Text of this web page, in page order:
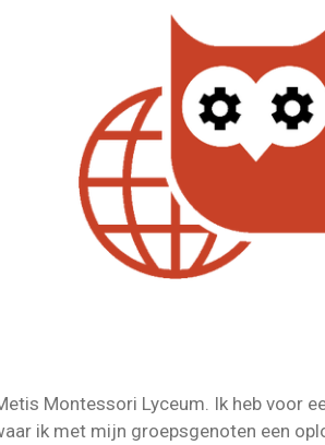
Montessori Lyceum. Ik heb voor
ik met mijn groepsgenoten een